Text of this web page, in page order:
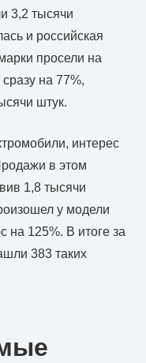
3,2 тысячи
и российская
просели на
на 77%,
штук.
интерес
в этом
1,8 тысячи
у модели
125%. В итоге за
383 таких